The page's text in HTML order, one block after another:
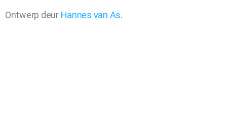
Ontwerp deur Hannes van As.